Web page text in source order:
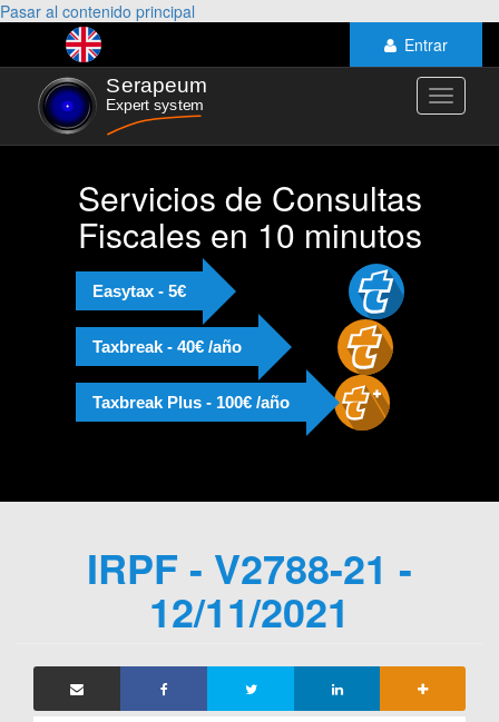
Pasar al contenido principal
Entrar
Toggle
Servicios de Consultas
Fiscales en 10 minutos
Easytax - 5€
Taxbreak - 40€ /año
Taxbreak Plus - 100€ /año
IRPF - V2788-21 -
12/11/2021